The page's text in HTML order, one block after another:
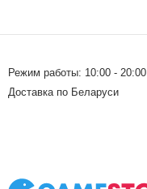
Режим работы: 10:00 - 20:00
Доставка по Беларуси